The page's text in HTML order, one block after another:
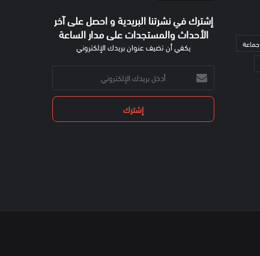
جماعة
إشترك في نشرتنا البريدية و احصل على آخر
الأحداث والمستجدات على مدار الساعة
يكفي أن تضيف عنوان بريدك الإلكتروني
أدخل
بريدك
الإلكتروني